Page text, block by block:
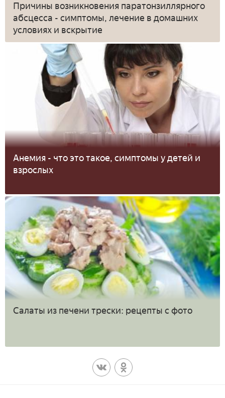
Причины возникновения паратонзиллярного
абсцесса - симптомы, лечение в домашних
условиях и вскрытие
Анемия - что это такое, симптомы у детей и
взрослых
Салаты из печени трески: рецепты с фото